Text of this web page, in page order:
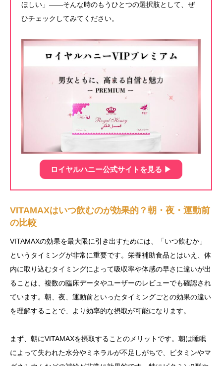
ほしい」——そんな時のもうひとつの選択肢として、ぜ
ひチェックしてみてください。
ロイヤルハニー公式サイトを見る ▶︎
VITAMAXはいつ飲むのが効果的？朝・夜・運動前
の比較
VITAMAXの効果を最大限に引き出すためには、「いつ飲むか」
というタイミングが非常に重要です。栄養補助食品とはいえ、体
内に取り込むタイミングによって吸収率や体感の早さに違いが出
ることは、複数の臨床データやユーザーのレビューでも確認され
ています。朝、夜、運動前といったタイミングごとの効果の違い
を理解することで、より効率的な摂取が可能になります。
まず、朝にVITAMAXを摂取することのメリットです。朝は睡眠
によって失われた水分やミネラルが不足しがちで、ビタミンやマ